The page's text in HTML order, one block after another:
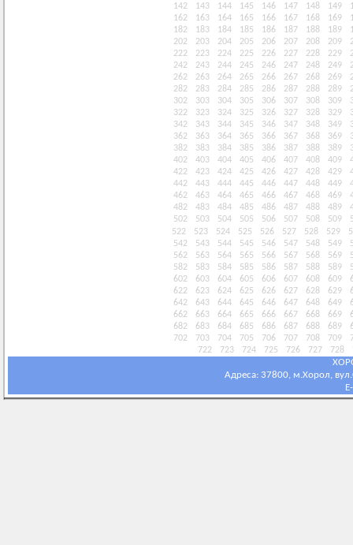
142
143 144 145 146 147 148 149
162
163 164 165 166 167 168 169
182
183 184 185 186 187 188 189
202
203 204 205 206 207 208 209
222
223 224 225 226 227 228 229
242
243 244 245 246 247 248 249
262
263 264 265 266 267 268 269
282
283 284 285 286 287 288 289
302
303 304 305 306 307 308 309
322
323 324 325 326 327 328 329
342
343 344 345 346 347 348 349
362
363 364 365 366 367 368 369
382
383 384 385 386 387 388 389
402
403 404 405 406 407 408 409
422
423 424 425 426 427 428 429
442
443 444 445 446 447 448 449
462
463 464 465 466 467 468 469
482
483 484 485 486 487 488 489
502
503 504 505 506 507 508 509
522
523 524 525 526 527 528 529
542
543 544 545 546 547 548 549
562
563 564 565 566 567 568 569
582
583 584 585 586 587 588 589
602
603 604 605 606 607 608 609
622
623 624 625 626 627 628 629
642
643 644 645 646 647 648 649
662
663 664 665 666 667 668 669
682
683 684 685 686 687 688 689
702
703 704 705 706 707 708 709
722
723 724 725 726 727 728
Адреса: 37800, м.Хорол,